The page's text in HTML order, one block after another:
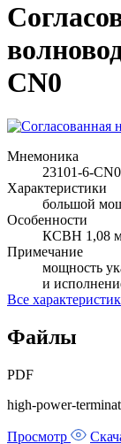
CN0
Мнемоника
23101-6-CN0
Характеристики
большой
Особенности
КСВН 1,08
Примечание
мощность
и
Все
Файлы
PDF
high-power-
Просмотр